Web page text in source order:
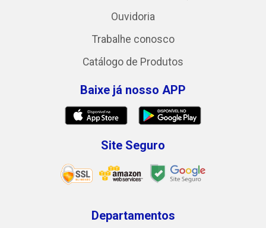
Ouvidoria
Trabalhe conosco
Catálogo de Produtos
Baixe já nosso APP
Site Seguro
Departamentos